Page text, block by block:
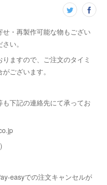
せ・再製作可能な物もござい
い。
ますので、ご注文のタイミ
ございます。
も下記の連絡先にて承ってお
easyでの注文キャンセルが